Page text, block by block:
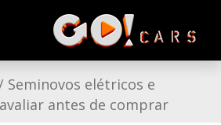
Seminovos elétricos e
antes de comprar